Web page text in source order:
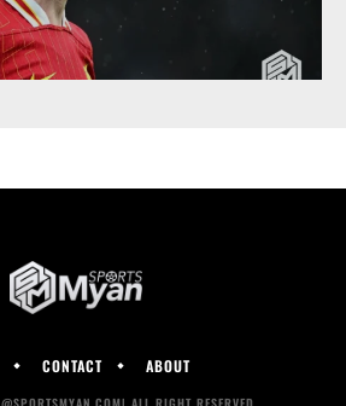
CONTACT ABOUT